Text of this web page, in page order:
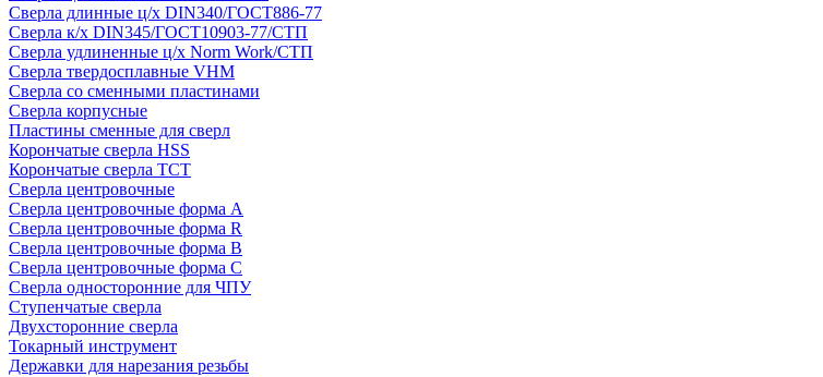
Сверла длинные ц/х DIN340/ГОСТ886-77
Сверла к/х DIN345/ГОСТ10903-77/СТП
Сверла удлиненные ц/х Norm Work/СТП
Сверла твердосплавные VHM
Сверла со сменными пластинами
Сверла корпусные
Пластины сменные для сверл
Корончатые сверла HSS
Корончатые сверла TCT
Сверла центровочные
Сверла центровочные форма A
Сверла центровочные форма R
Сверла центровочные форма B
Сверла центровочные форма C
Сверла односторонние для ЧПУ
Ступенчатые сверла
Двухсторонние сверла
Токарный инструмент
Державки для нарезания резьбы